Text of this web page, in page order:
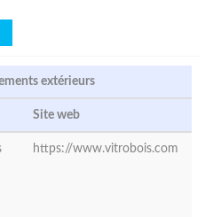
extérieurs
Site web
https://www.vitrobois.com